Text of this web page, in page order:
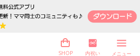
SHOP 内祝い メニュー